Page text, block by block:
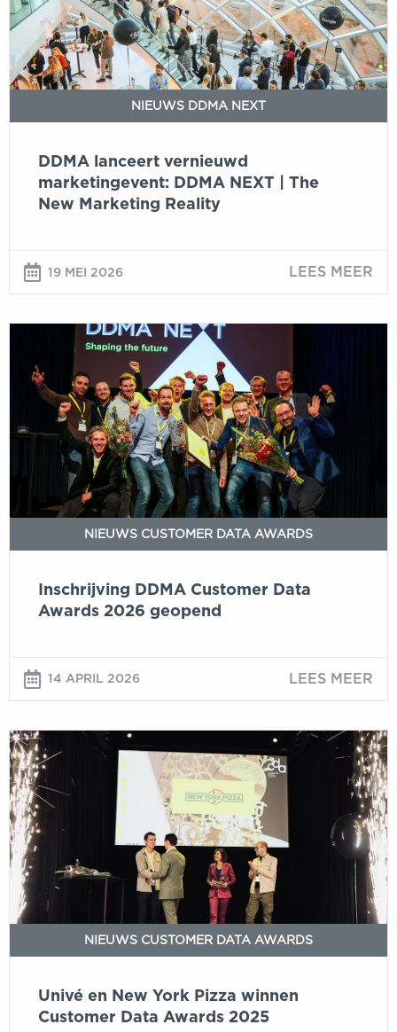
NEXT
|
The
New
NIEUWS DDMA NEXT
DDMA lanceert vernieuwd
marketingevent: DDMA NEXT | The
New Marketing Reality
19 MEI 2026 LEES MEER
Inschrijving
Customer
Data
Awards
2026
geopend
NIEUWS CUSTOMER DATA AWARDS
Inschrijving DDMA Customer Data
Awards 2026 geopend
14 APRIL 2026 LEES MEER
Univé
en
New
York
Pizza
winnen
Customer
Data
Awards
NIEUWS CUSTOMER DATA AWARDS
Univé en New York Pizza winnen
Customer Data Awards 2025